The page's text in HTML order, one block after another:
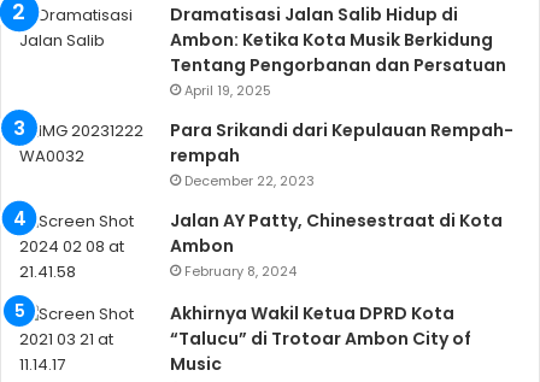
Dramatisasi Jalan Salib Hidup di
Ambon: Ketika Kota Musik Berkidung
Tentang Pengorbanan dan Persatuan
April 19, 2025
Para Srikandi dari Kepulauan Rempah-
rempah
December 22, 2023
Jalan AY Patty, Chinesestraat di Kota
Ambon
February 8, 2024
Akhirnya Wakil Ketua DPRD Kota
“Talucu” di Trotoar Ambon City of
Music